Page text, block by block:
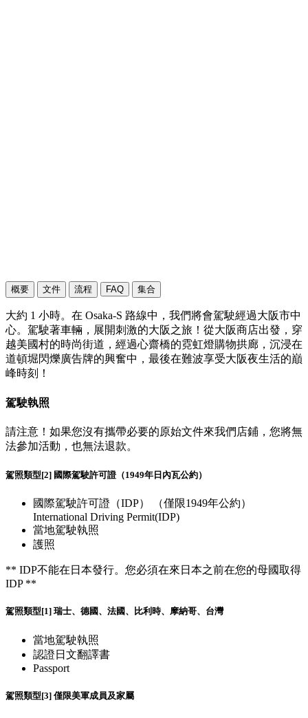
概要 文件 流程 FAQ 集合
大約 1 小時。在 Osaka-S 路線中，我們將會駕駛經過大阪市中
心。駕駛著車輛，展開刺激的大阪之旅！從大阪商店出發，穿
越美國村的時尚街道，經過心齋橋的霓虹燈購物拱廊，沉浸在
道頓堀閃爍廣告牌的興奮中，最後在難波享受大阪夜生活的巔
峰時刻！
駕駛執照
請注意！如果您沒有攜帶必要的原始文件來我們店鋪，您將無
法參加活動，也無法退款。
駕照類型[2] 國際駕駛許可證（1949年日內瓦公約）
國際駕駛許可證（IDP） （僅限1949年公約）
International Driving Permit(IDP)
當地駕駛執照
護照
** IDP不能在日本發行。您必須在來日本之前在您的母國取得
IDP **
駕照類型[1] 瑞士、德國、法國、比利時、摩納哥、台灣
當地駕駛執照
認證日文翻譯書
Passport
駕照類型[3] 僅限美軍成員及家屬